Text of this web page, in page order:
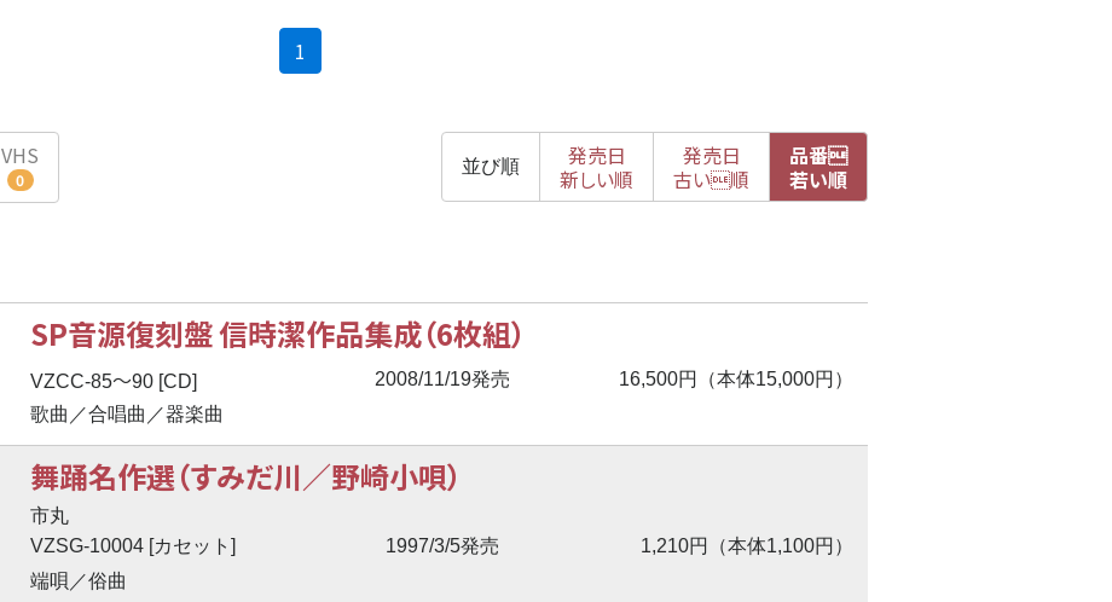
1
VHS
0
並び順
発売日
新しい順
発売日
古い順
品番
若い順
SP音源復刻盤 信時潔作品集成（6枚組）
VZCC-85〜90 [CD] 2008/11/19発売
16,500円（本体15,000円）
歌曲／合唱曲／器楽曲
舞踊名作選（すみだ川／野崎小唄）
市丸
VZSG-10004 [カセット]
1997/3/5発売
1,210円（本体1,100円）
端唄／俗曲